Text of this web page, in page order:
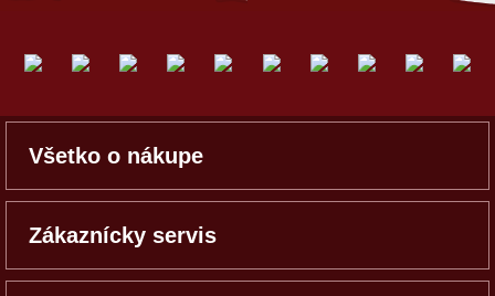
Všetko o nákupe
Zákaznícky servis